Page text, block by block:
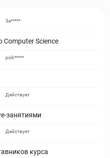
Computer Science
За*****
pick*****
занятиями
Действует
курса
Действует